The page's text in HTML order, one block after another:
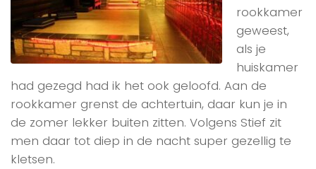
rookkamer
geweest,
als je
huiskamer
had gezegd had ik het ook geloofd. Aan de
rookkamer grenst de achtertuin, daar kun je in
de zomer lekker buiten zitten. Volgens Stief zit
men daar tot diep in de nacht super gezellig te
kletsen.